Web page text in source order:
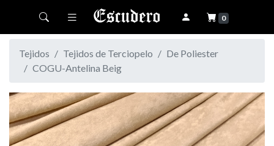
Toggle navigation 0
Tejidos Tejidos de Terciopelo
De Poliester
COGU-Antelina Beig